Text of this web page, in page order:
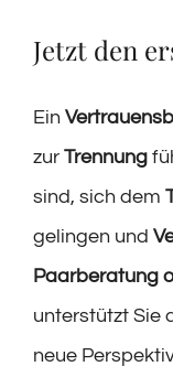
Jetzt den
Ein
zur Trennung
sind, sich dem
gelingen und
Paarberatung
unterstützt Sie
neue